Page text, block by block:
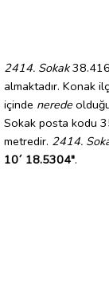
2414. Sokak
almaktadır. Konak
içinde nerede
Sokak posta kodu
metredir. 2414.
10´ 18.5304".